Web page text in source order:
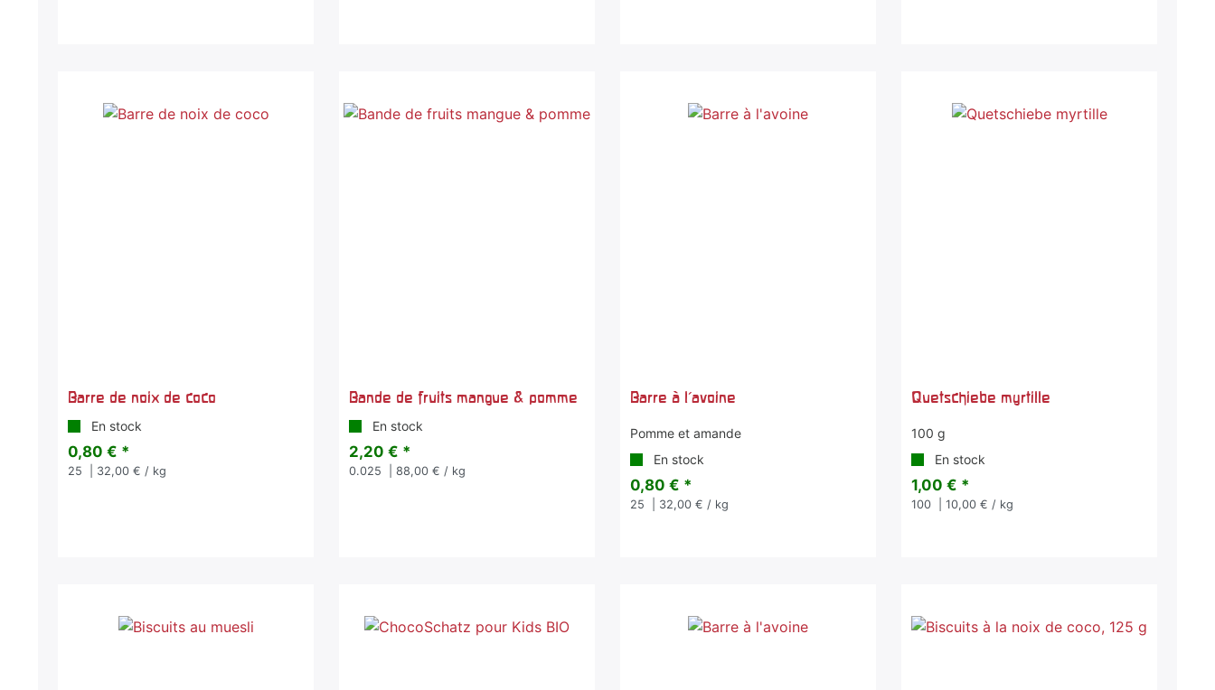
Barre de noix de coco
En stock
0,80 € *
25 | 32,00 € / kg
Bande de fruits mangue & pomme
En stock
2,20 € *
0.025 | 88,00 € / kg
Barre à l'avoine
Pomme et amande
En stock
0,80 € *
25 | 32,00 € / kg
Quetschiebe myrtille
100 g
En stock
1,00 € *
100 | 10,00 € / kg